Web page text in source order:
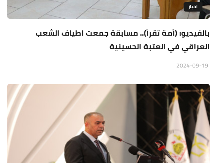
اخبار
بالفيديو: (أمة تقرأ).. مسابقة جمعت اطياف الشعب
العراقي في العتبة الحسينية